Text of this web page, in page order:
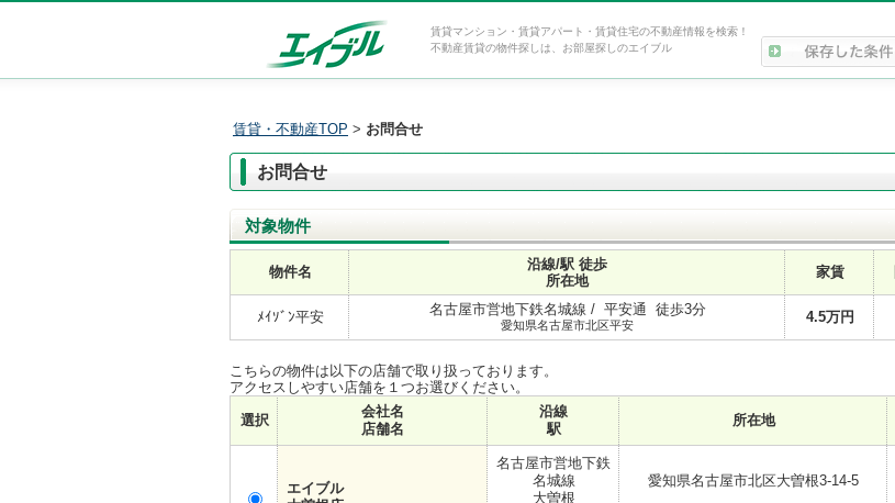
賃貸マンション・賃貸アパート・賃貸住宅の不動産情報を検索！
不動産賃貸の物件探しは、お部屋探しのエイブル
賃貸・不動産TOP > お問合せ
お問合せ
対象物件
物件名
沿線/駅 徒歩
所在地
家賃
ﾒｲｿﾞﾝ平安 名古屋市営地下鉄名城線 / 平安通 徒歩3分
愛知県名古屋市北区平安 4.5万円
こちらの物件は以下の店舗で取り扱っております。
アクセスしやすい店舗を１つお選びください。
選択
会社名
店舗名
沿線
駅
所在地
エイブル
名古屋市営地下鉄
名城線
大曽根
愛知県名古屋市北区大曽根3-14-5